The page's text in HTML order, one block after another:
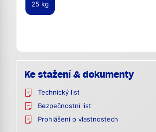
25 kg
Ke stažení & dokumenty
Technický list
Bezpečnostní list
Prohlášení o vlastnostech